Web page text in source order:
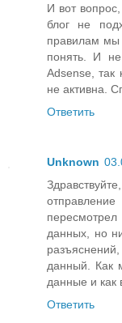
И вот
блог не
правилам мы
понять. И
Adsense, так
не активна.
Ответить
Unknown
пересмотрел
данных, но
данный. Как
данные и как
Ответить